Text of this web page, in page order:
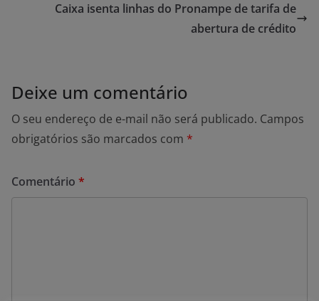
Caixa isenta linhas do Pronampe de tarifa de
abertura de crédito
Deixe um comentário
O seu endereço de e-mail não será publicado. Campos
obrigatórios são marcados com *
Comentário *